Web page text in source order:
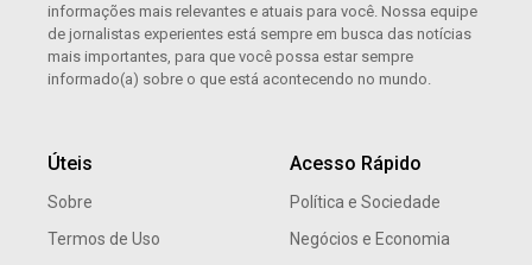
informações mais relevantes e atuais para você. Nossa equipe
de jornalistas experientes está sempre em busca das notícias
mais importantes, para que você possa estar sempre
informado(a) sobre o que está acontecendo no mundo.
Úteis
Sobre
Termos de Uso
Acesso Rápido
Política e Sociedade
Negócios e Economia